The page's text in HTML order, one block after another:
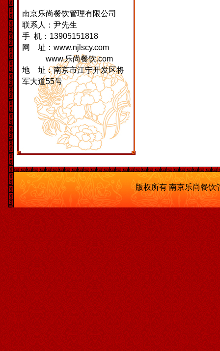
南京乐尚餐饮管理有限公司
联系人：尹先生
手 机：13905151818
网 址：www.njlscy.com
www.乐尚餐饮.com
地 址：南京市江宁开发区将
军大道55号
版权所有 南京乐尚餐